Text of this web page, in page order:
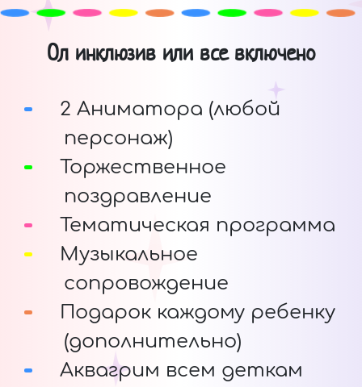
Ол инклюзив или все включено
2 Аниматора (любой
персонаж)
Торжественное
поздравление
Тематическая программа
Музыкальное
сопровождение
Подарок каждому ребенку
(дополнительно)
Аквагрим всем деткам